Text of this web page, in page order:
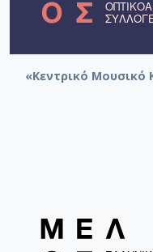
«Κεντρικό Μουσικό